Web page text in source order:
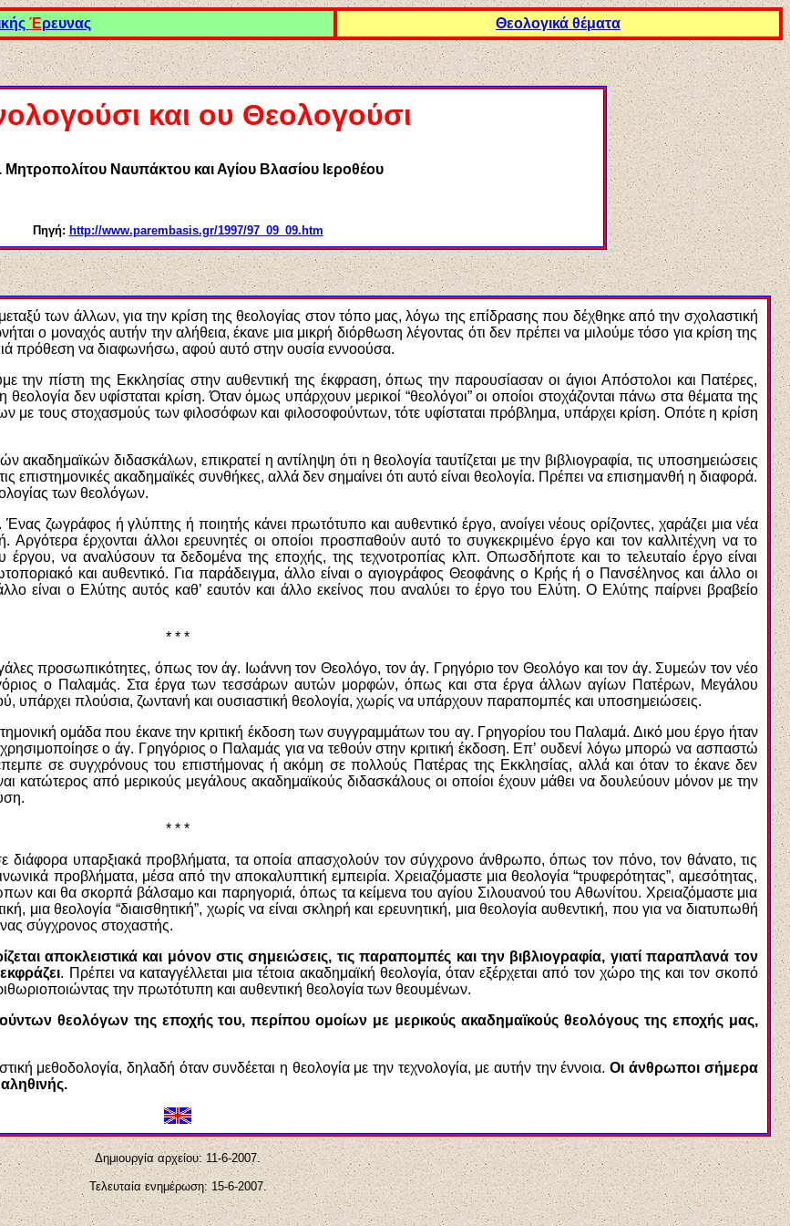
Έρευνας Θεολογικά θέματα
και ου Θεολογούσι
Μητροπολίτου Ναυπάκτου και Αγίου Βλασίου Ιεροθέου
Πηγή: http://www.parembasis.gr/1997/97_09_09.htm
των άλλων, για την κρίση της θεολογίας στον τόπο μας, λόγω της επίδρασης που δέχθηκε από την σχολαστική
ο μοναχός αυτήν την αλήθεια, έκανε μια μικρή διόρθωση λέγοντας ότι δεν πρέπει να μιλούμε τόσο για κρίση της
πρόθεση να διαφωνήσω, αφού αυτό στην ουσία εννοούσα.
την πίστη της Εκκλησίας στην αυθεντική της έκφραση, όπως την παρουσίασαν οι άγιοι Απόστολοι και Πατέρες,
δεν υφίσταται κρίση. Όταν όμως υπάρχουν μερικοί “θεολόγοι” οι οποίοι στοχάζονται πάνω στα θέματα της
με τους στοχασμούς των φιλοσόφων και φιλοσοφούντων, τότε υφίσταται πρόβλημα, υπάρχει κρίση. Οπότε η κρίση
διδασκάλων, επικρατεί η αντίληψη ότι η θεολογία ταυτίζεται με την βιβλιογραφία, τις υποσημειώσεις
επιστημονικές ακαδημαϊκές συνθήκες, αλλά δεν σημαίνει ότι αυτό είναι θεολογία. Πρέπει να επισημανθή η διαφορά.
των θεολόγων.
ζωγράφος ή γλύπτης ή ποιητής κάνει πρωτότυπο και αυθεντικό έργο, ανοίγει νέους ορίζοντες, χαράζει μια νέα
Αργότερα έρχονται άλλοι ερευνητές οι οποίοι προσπαθούν αυτό το συγκεκριμένο έργο και τον καλλιτέχνη να το
έργου, να αναλύσουν τα δεδομένα της εποχής, της τεχνοτροπίας κλπ. Οπωσδήποτε και το τελευταίο έργο είναι
και αυθεντικό. Για παράδειγμα, άλλο είναι ο αγιογράφος Θεοφάνης ο Κρής ή ο Πανσέληνος και άλλο οι
είναι ο Ελύτης αυτός καθ’ εαυτόν και άλλο εκείνος που αναλύει το έργο του Ελύτη. Ο Ελύτης παίρνει βραβείο
* * *
προσωπικότητες, όπως τον άγ. Ιωάννη τον Θεολόγο, τον άγ. Γρηγόριο τον Θεολόγο και τον άγ. Συμεών τον νέο
ο Παλαμάς. Στα έργα των τεσσάρων αυτών μορφών, όπως και στα έργα άλλων αγίων Πατέρων, Μεγάλου
υπάρχει πλούσια, ζωντανή και ουσιαστική θεολογία, χωρίς να υπάρχουν παραπομπές και υποσημειώσεις.
ομάδα που έκανε την κριτική έκδοση των συγγραμμάτων του αγ. Γρηγορίου του Παλαμά. Δικό μου έργο ήταν
ο άγ. Γρηγόριος ο Παλαμάς για να τεθούν στην κριτική έκδοση. Επ’ ουδενί λόγω μπορώ να ασπαστώ
σε συγχρόνους του επιστήμονας ή ακόμη σε πολλούς Πατέρας της Εκκλησίας, αλλά και όταν το έκανε δεν
κατώτερος από μερικούς μεγάλους ακαδημαϊκούς διδασκάλους οι οποίοι έχουν μάθει να δουλεύουν μόνον με την
* * *
διάφορα υπαρξιακά προβλήματα, τα οποία απασχολούν τον σύγχρονο άνθρωπο, όπως τον πόνο, τον θάνατο, τις
προβλήματα, μέσα από την αποκαλυπτική εμπειρία. Χρειαζόμαστε μια θεολογία “τρυφερότητας”, αμεσότητας,
και θα σκορπά βάλσαμο και παρηγοριά, όπως τα κείμενα του αγίου Σιλουανού του Αθωνίτου. Χρειαζόμαστε μια
μια θεολογία “διαισθητική”, χωρίς να είναι σκληρή και ερευνητική, μια θεολογία αυθεντική, που για να διατυπωθή
σύγχρονος στοχαστής.
αποκλειστικά και μόνον στις σημειώσεις, τις παραπομπές και την βιβλιογραφία, γιατί παραπλανά τον
. Πρέπει να καταγγέλλεται μια τέτοια ακαδημαϊκή θεολογία, όταν εξέρχεται από τον χώρο της και τον σκοπό
την πρωτότυπη και αυθεντική θεολογία των θεουμένων.
θεολόγων της εποχής του, περίπου ομοίων με μερικούς ακαδημαϊκούς θεολόγους της εποχής μας,
μεθοδολογία, δηλαδή όταν συνδέεται η θεολογία με την τεχνολογία, με αυτήν την έννοια.Οι άνθρωποι σήμερα
Δημιουργία αρχείου: 11-6-2007.
Τελευταία ενημέρωση: 15-6-2007.